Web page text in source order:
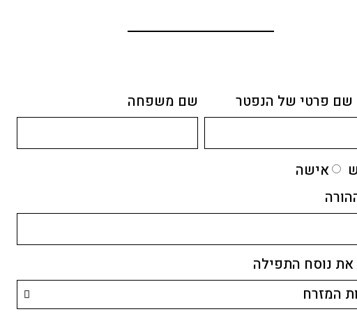
שם פרטי של הנפטר שם משפחה
אישה
את נוסח התפילה